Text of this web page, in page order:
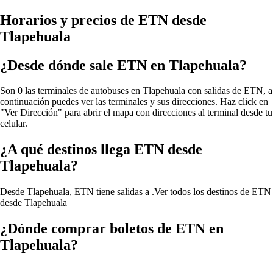
Horarios y precios de ETN desde
Tlapehuala
¿Desde dónde sale ETN en Tlapehuala?
Son 0 las terminales de autobuses en Tlapehuala con salidas de ETN, a
continuación puedes ver las terminales y sus direcciones. Haz click en
"Ver Dirección" para abrir el mapa con direcciones al terminal desde tu
celular.
¿A qué destinos llega ETN desde
Tlapehuala?
Desde Tlapehuala, ETN tiene salidas a .Ver todos los destinos de ETN
desde Tlapehuala
¿Dónde comprar boletos de ETN en
Tlapehuala?